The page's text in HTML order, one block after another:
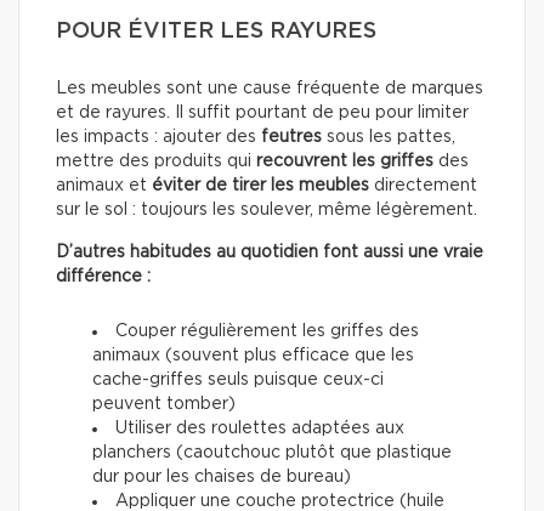
POUR ÉVITER LES RAYURES
Les meubles sont une cause fréquente de marques
et de rayures. Il suffit pourtant de peu pour limiter
les impacts : ajouter des feutres sous les pattes,
mettre des produits qui recouvrent les griffes des
animaux et éviter de tirer les meubles directement
sur le sol : toujours les soulever, même légèrement.
D’autres habitudes au quotidien font aussi une vraie
différence :
Couper régulièrement les griffes des
animaux (souvent plus efficace que les
cache-griffes seuls puisque ceux-ci
peuvent tomber)
Utiliser des roulettes adaptées aux
planchers (caoutchouc plutôt que plastique
dur pour les chaises de bureau)
Appliquer une couche protectrice (huile